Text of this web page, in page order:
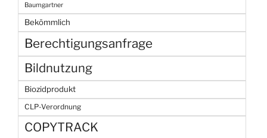
Baumgartner
Bekömmlich
Berechtigungsanfrage
Bildnutzung
Biozidprodukt
CLP-Verordnung
COPYTRACK